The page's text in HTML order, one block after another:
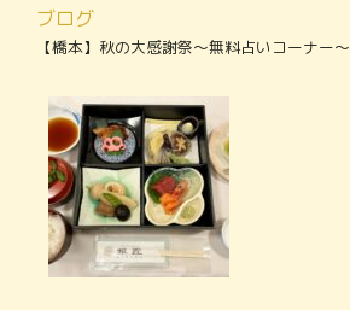
ブログ
【橋本】秋の大感謝祭～無料占いコーナー～